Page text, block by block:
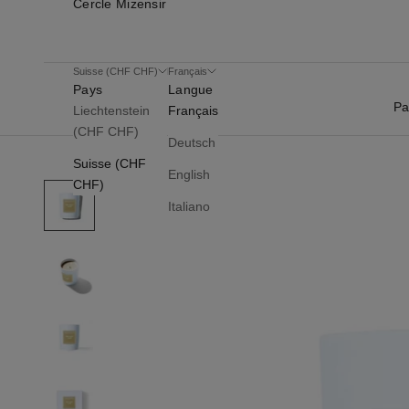
Cercle Mizensir
Suisse (CHF CHF)
Pays
Liechtenstein
(CHF CHF)
Suisse (CHF
CHF)
Français
Langue
Français
Deutsch
English
Italiano